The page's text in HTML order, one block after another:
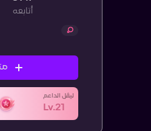
أتابعه
ليڤل الداعم
Lv.21